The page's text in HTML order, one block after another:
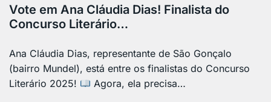
Vote em Ana Cláudia Dias! Finalista do
Concurso Literário…
Ana Cláudia Dias, representante de São Gonçalo
(bairro Mundel), está entre os finalistas do Concurso
Literário 2025!
Agora, ela precisa…